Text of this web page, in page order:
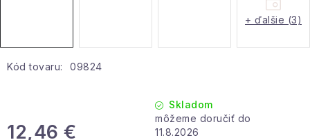
Veľkoobchodná spolupráca
Obchodné podmienky
Info o nákupe
Kontakty O nás
Kód tovaru: 09824
12,46 €
Skladom
11.8.2026
+ ďalšie (3)